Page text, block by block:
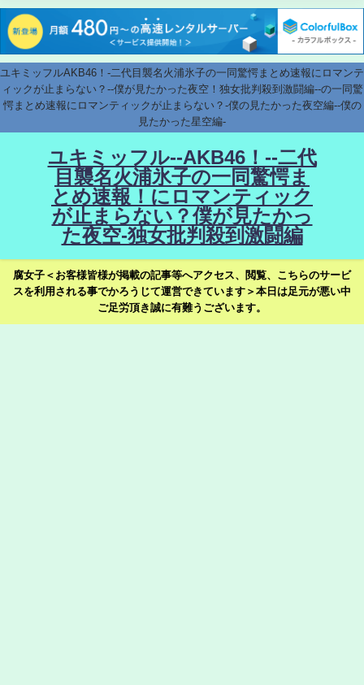
ユキミッフルAKB46！-二代目襲名火浦氷子の一同驚愕まとめ速報にロマンテ
ィックが止まらない？--僕が見たかった夜空！独女批判殺到激闘編--の一同驚
愕まとめ速報にロマンティックが止まらない？-僕の見たかった夜空編--僕の
見たかった星空編-
ユキミッフル--AKB46！--二代
目襲名火浦氷子の一同驚愕ま
とめ速報！にロマンティック
が止まらない？僕が見たかっ
た夜空-独女批判殺到激闘編
腐女子＜お客様皆様が掲載の記事等へアクセス、閲覧、こちらのサービ
スを利用される事でかろうじて運営できています＞本日は足元が悪い中
ご足労頂き誠に有難うございます。